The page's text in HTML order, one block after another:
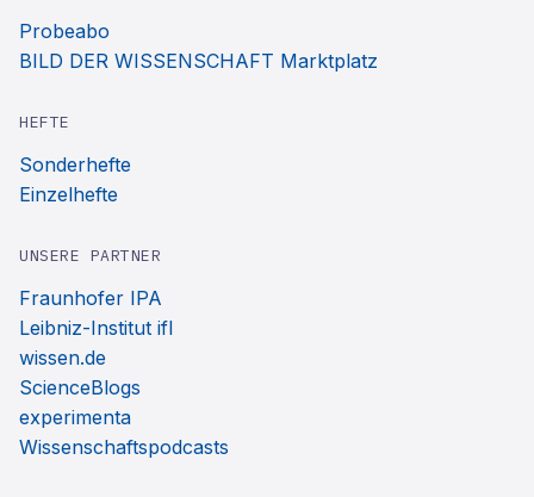
Probeabo
BILD DER WISSENSCHAFT Marktplatz
HEFTE
Sonderhefte
Einzelhefte
UNSERE PARTNER
Fraunhofer IPA
Leibniz-Institut ifl
wissen.de
ScienceBlogs
experimenta
Wissenschaftspodcasts